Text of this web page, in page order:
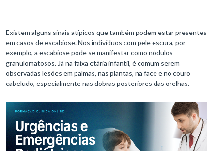
Existem alguns sinais atípicos que também podem estar presentes
em casos de escabiose. Nos indivíduos com pele escura, por
exemplo, a escabiose pode se manifestar como nódulos
granulomatosos. Já na faixa etária infantil, é comum serem
observadas lesões em palmas, nas plantas, na face e no couro
cabeludo, especialmente nas dobras posteriores das orelhas.